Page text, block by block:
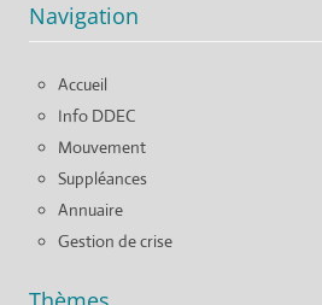
Navigation
Accueil
Info DDEC
Mouvement
Suppléances
Annuaire
Gestion de crise